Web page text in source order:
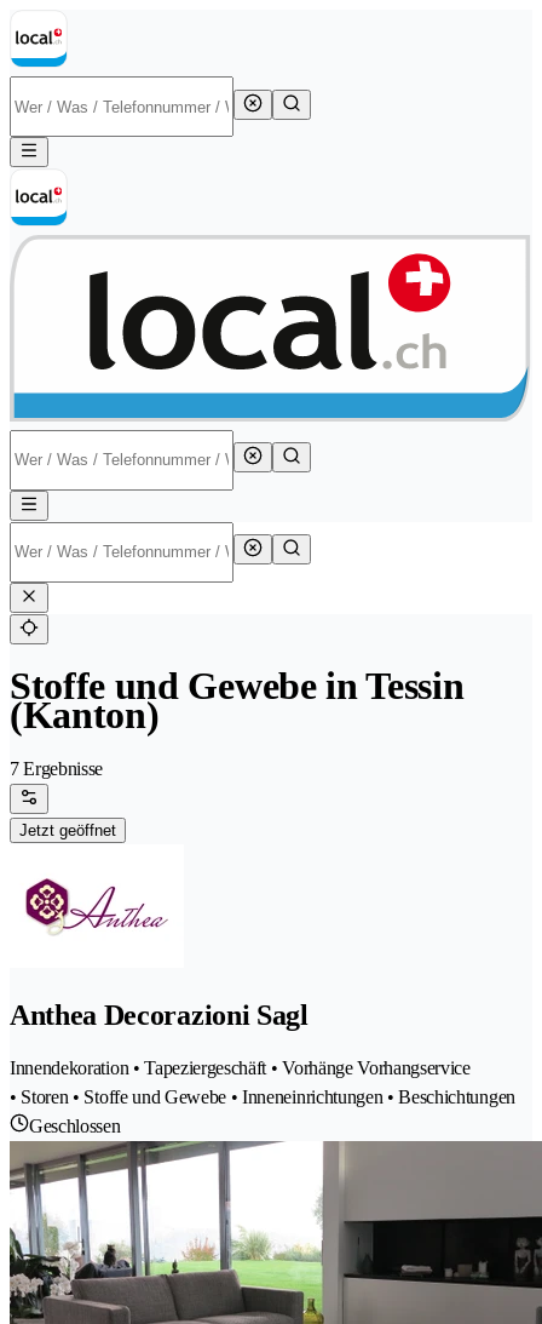
Stoffe und Gewebe in Tessin
(Kanton)
7 Ergebnisse
Jetzt geöffnet
Anthea Decorazioni Sagl
Innendekoration • Tapeziergeschäft • Vorhänge Vorhangservice
• Storen • Stoffe und Gewebe • Inneneinrichtungen • Beschichtungen
Geschlossen